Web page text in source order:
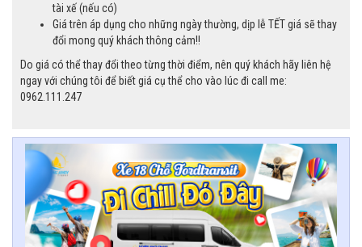
tài xế (nếu có)
Giá trên áp dụng cho những ngày thường, dịp lễ TẾT giá sẽ thay
đổi mong quý khách thông cảm!!
Do giá có thể thay đổi theo từng thời điểm, nên quý khách hãy liên hệ
ngay với chúng tôi để biết giá cụ thể cho vào lúc đi call me:
0962.111.247